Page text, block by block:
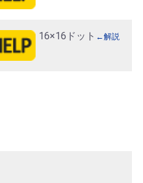
16×16ドット ←解説